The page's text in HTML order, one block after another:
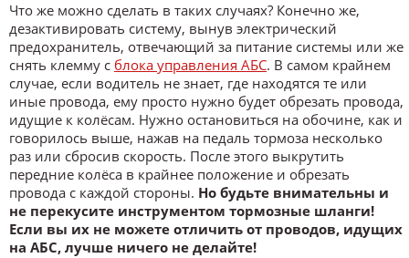
Что же можно сделать в таких случаях? Конечно же,
дезактивировать систему, вынув электрический
предохранитель, отвечающий за питание системы или же
снять клемму с блока управления АБС. В самом крайнем
случае, если водитель не знает, где находятся те или
иные провода, ему просто нужно будет обрезать провода,
идущие к колёсам. Нужно остановиться на обочине, как и
говорилось выше, нажав на педаль тормоза несколько
раз или сбросив скорость. После этого выкрутить
передние колёса в крайнее положение и обрезать
провода с каждой стороны. Но будьте внимательны и
не перекусите инструментом тормозные шланги!
Если вы их не можете отличить от проводов, идущих
на АБС, лучше ничего не делайте!